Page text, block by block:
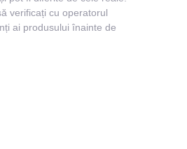
verificați cu operatorul
ai produsului înainte de